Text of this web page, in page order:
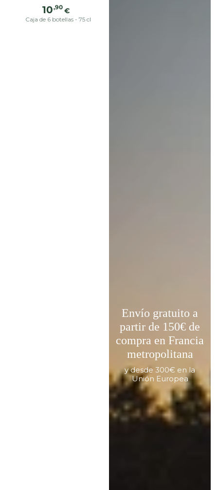
Precio
regular
10,90 €
Caja de 6 botellas - 75 cl
Envío gratuito a
partir de 150€ de
compra en Francia
metropolitana
y desde 300€ en la
Unión Europea